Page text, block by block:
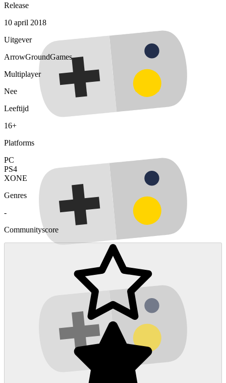
Release
10 april 2018
Uitgever
ArrowGroundGames
Multiplayer
Nee
Leeftijd
16+
Platforms
PC
PS4
XONE
Genres
-
Communityscore